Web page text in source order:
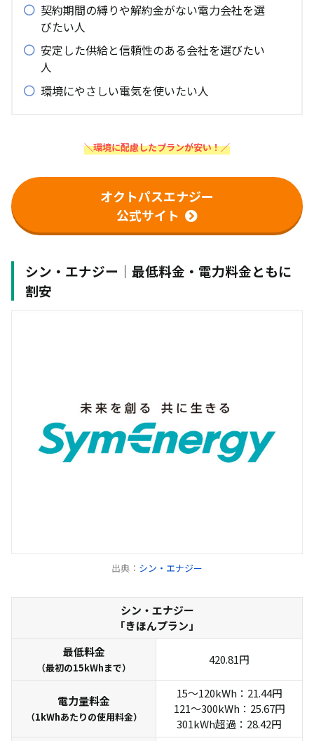
契約期間の縛りや解約金がない電力会社を選
びたい人
安定した供給と信頼性のある会社を選びたい
人
環境にやさしい電気を使いたい人
＼環境に配慮したプランが安い！／
オクトパスエナジー
公式サイト
シン・エナジー｜最低料金・電力料金ともに
割安
出典： シン・エナジー
シン・エナジー
「きほんプラン」
最低料金
（最初の15kWhまで）
420.81円
電力量料金
（1kWhあたりの使用料金）
15～120kWh：21.44円
121～300kWh：25.67円
301kWh超過：28.42円